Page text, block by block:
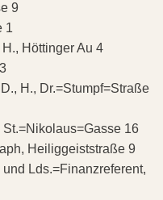
9
1
Höttinger Au 4
H., Dr.=Stumpf=Straße
16
Heiliggeiststraße 9
Lds.=Finanzreferent,